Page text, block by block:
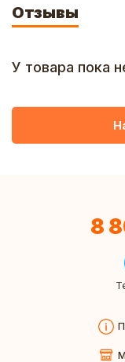
Отзывы
У товара пока
8